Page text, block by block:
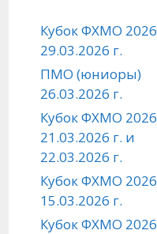
Кубок ФХМО 2026
29.03.2026 г.
ПМО (юниоры)
26.03.2026 г.
Кубок ФХМО 2026
21.03.2026 г. и
22.03.2026 г.
Кубок ФХМО 2026
15.03.2026 г.
Кубок ФХМО 2026